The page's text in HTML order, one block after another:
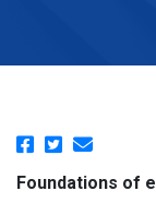
Foundations of